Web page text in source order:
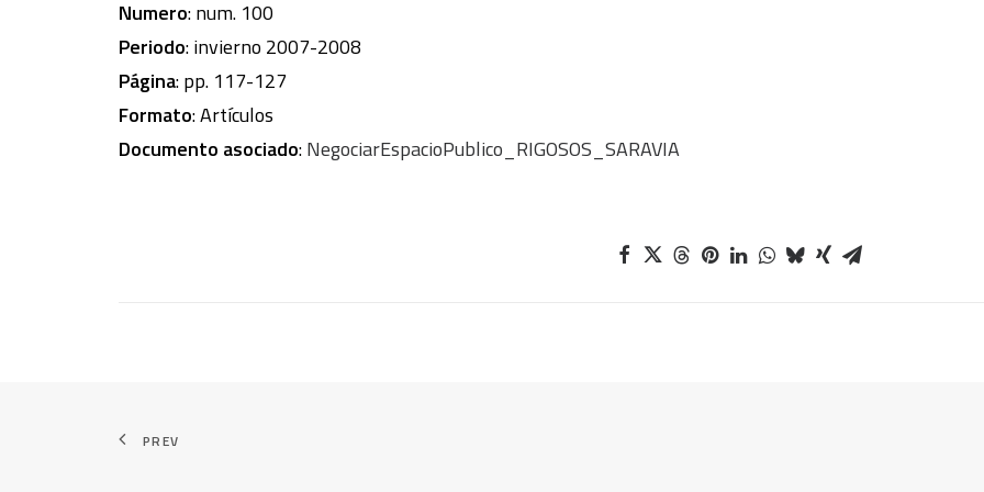
Numero: num. 100
Periodo: invierno 2007-2008
Página: pp. 117-127
Formato: Artículos
Documento asociado:NegociarEspacioPublico_RIGOSOS_SARAVIA
PREV